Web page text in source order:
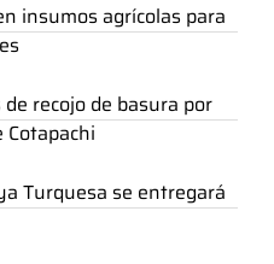
insumos agrícolas para
recojo de basura por
Turquesa se entregará